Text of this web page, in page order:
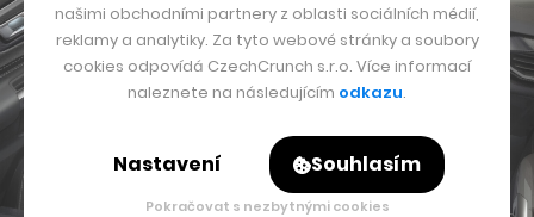
našimi obchodními partnery z oblasti sociálních médií,
reklamy a analytiky. Za tyto webové stránky a soubory
cookies odpovídá CzechCrunch s.r.o. Více informací
naleznete na následujícím odkazu.
Nastavení Souhlasím
Pokračovat s nezbytnými cookies